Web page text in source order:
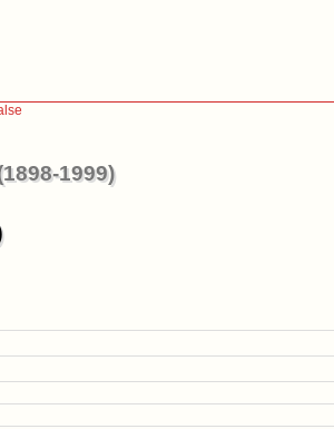
1999)